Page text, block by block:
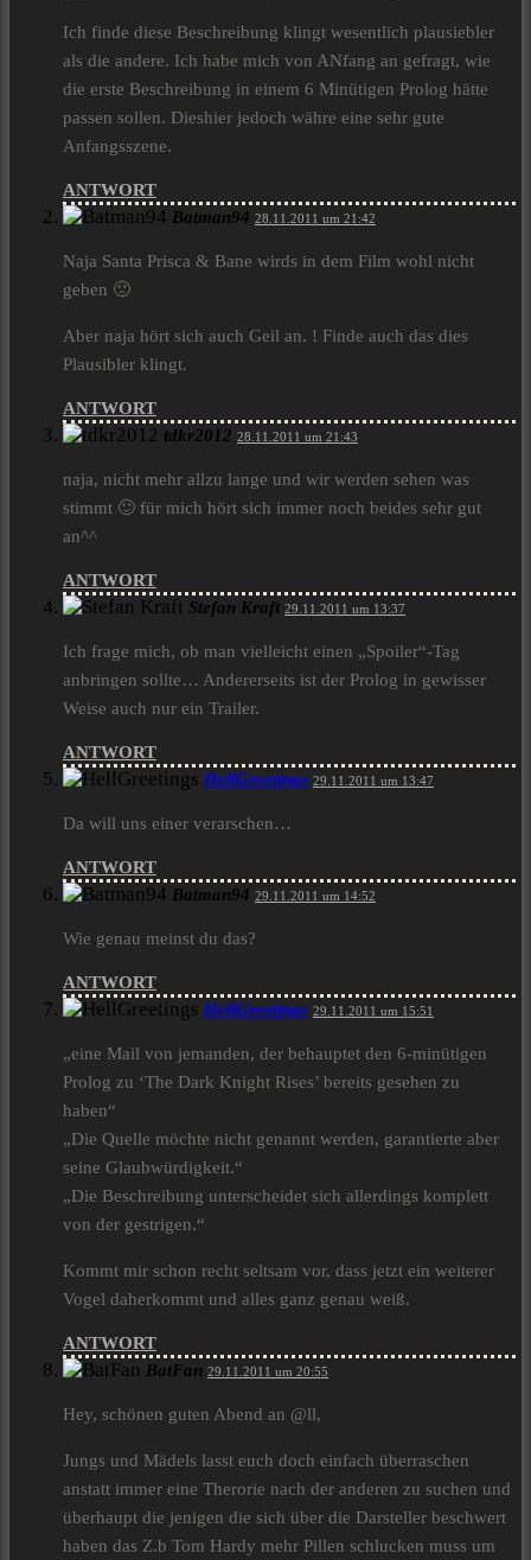
Ich finde diese Beschreibung klingt wesentlich plausiebler
als die andere. Ich habe mich von ANfang an gefragt, wie
die erste Beschreibung in einem 6 Minütigen Prolog hätte
passen sollen. Dieshier jedoch währe eine sehr gute
Anfangsszene.
ANTWORT
Batman94 28.11.2011 um 21:42
Naja Santa Prisca & Bane wirds in dem Film wohl nicht
geben 🙁
Aber naja hört sich auch Geil an. ! Finde auch das dies
Plausibler klingt.
ANTWORT
tdkr2012 28.11.2011 um 21:43
naja, nicht mehr allzu lange und wir werden sehen was
stimmt 🙂 für mich hört sich immer noch beides sehr gut
an^^
ANTWORT
Stefan Kraft 29.11.2011 um 13:37
Ich frage mich, ob man vielleicht einen „Spoiler“-Tag
anbringen sollte… Andererseits ist der Prolog in gewisser
Weise auch nur ein Trailer.
ANTWORT
HellGreetings 29.11.2011 um 13:47
Da will uns einer verarschen…
ANTWORT
Batman94 29.11.2011 um 14:52
Wie genau meinst du das?
ANTWORT
HellGreetings 29.11.2011 um 15:51
„eine Mail von jemanden, der behauptet den 6-minütigen
Prolog zu ‘The Dark Knight Rises’ bereits gesehen zu
haben“
„Die Quelle möchte nicht genannt werden, garantierte aber
seine Glaubwürdigkeit.“
„Die Beschreibung unterscheidet sich allerdings komplett
von der gestrigen.“
Kommt mir schon recht seltsam vor, dass jetzt ein weiterer
Vogel daherkommt und alles ganz genau weiß.
ANTWORT
BatFan 29.11.2011 um 20:55
Hey, schönen guten Abend an @ll,
Jungs und Mädels lasst euch doch einfach überraschen
anstatt immer eine Therorie nach der anderen zu suchen und
überhaupt die jenigen die sich über die Darsteller beschwert
haben das Z.b Tom Hardy mehr Pillen schlucken muss um